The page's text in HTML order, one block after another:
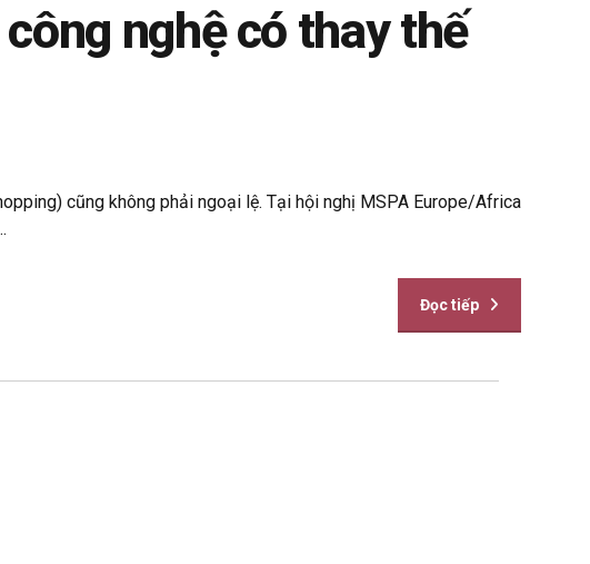
nghệ có thay thế
cũng không phải ngoại lệ. Tại hội nghị MSPA Europe/Africa
Đọc tiếp